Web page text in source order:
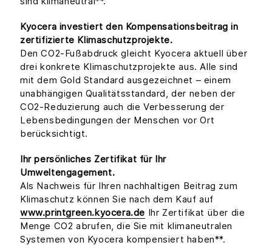
Kyocera investiert den Kompensationsbeitrag in
zertifizierte Klimaschutzprojekte.
Den CO2-Fußabdruck gleicht Kyocera aktuell über
drei konkrete Klimaschutzprojekte aus. Alle sind
mit dem Gold Standard ausgezeichnet – einem
unabhängigen Qualitätsstandard, der neben der
CO2-Reduzierung auch die Verbesserung der
Lebensbedingungen der Menschen vor Ort
berücksichtigt.
Ihr persönliches Zertifikat für Ihr
Umweltengagement.
Als Nachweis für Ihren nachhaltigen Beitrag zum
Klimaschutz können Sie nach dem Kauf auf
www.printgreen.kyocera.de Ihr Zertifikat über die
Menge CO2 abrufen, die Sie mit klimaneutralen
Systemen von Kyocera kompensiert haben**.